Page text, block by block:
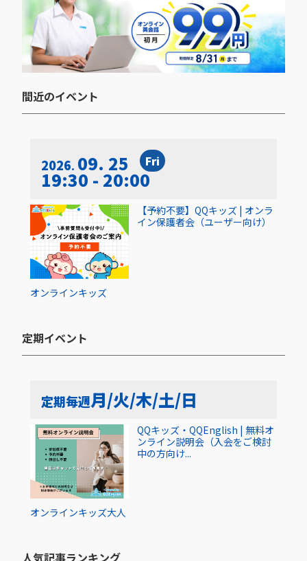
間近のイベント​
2026 09. 25 Fri
19:30 - 20:00
オンラインキッズ
【予約不要】QQキッズ | オンラ
イン保護者会（ユーザー向け）
定期イベント​
定期毎週月/火/木/土/日
オンラインキッズ大人
QQキッズ・QQEnglish | 無料オ
ンライン説明会（入会をご検討
中の方向け...
人気記事ランキング​